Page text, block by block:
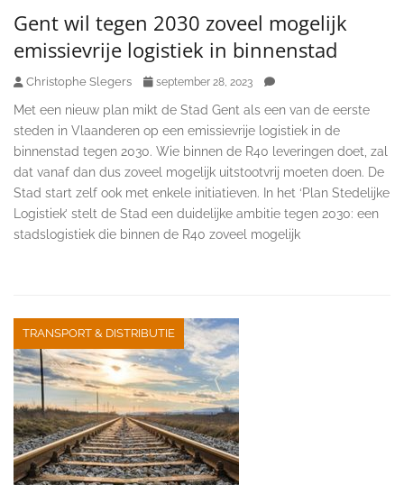
Gent wil tegen 2030 zoveel mogelijk
emissievrije logistiek in binnenstad
Christophe Slegers september 28, 2023
Met een nieuw plan mikt de Stad Gent als een van de eerste
steden in Vlaanderen op een emissievrije logistiek in de
binnenstad tegen 2030. Wie binnen de R40 leveringen doet, zal
dat vanaf dan dus zoveel mogelijk uitstootvrij moeten doen. De
Stad start zelf ook met enkele initiatieven. In het ‘Plan Stedelijke
Logistiek’ stelt de Stad een duidelijke ambitie tegen 2030: een
stadslogistiek die binnen de R40 zoveel mogelijk
TRANSPORT & DISTRIBUTIE